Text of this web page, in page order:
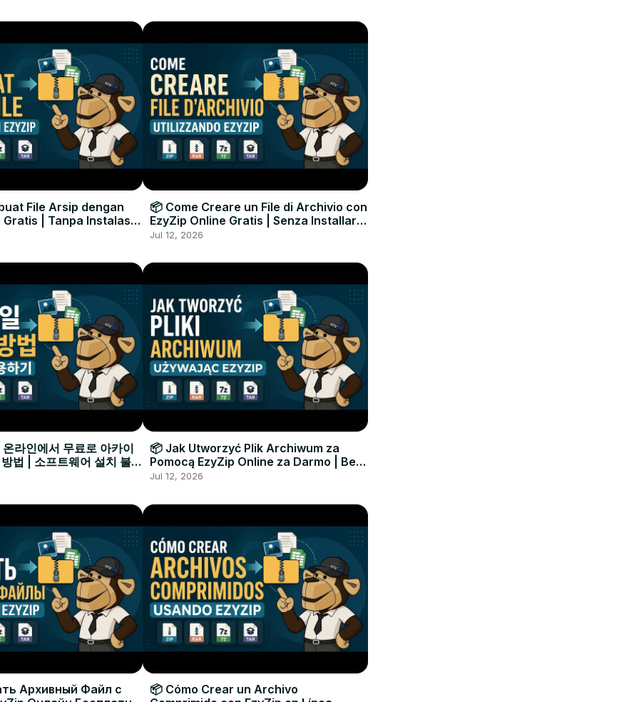
File Arsip dengan
Gratis | Tanpa Instalasi
📦 Come Creare un File di Archivio con
EzyZip Online Gratis | Senza Installare
Software
Jul 12, 2026
라인에서 무료로 아카이
법 | 소프트웨어 설치 불필
📦 Jak Utworzyć Plik Archiwum za
Pomocą EzyZip Online za Darmo | Bez
Instalacji Oprogramowania
Jul 12, 2026
Архивный Файл с
📦 Cómo Crear un Archivo